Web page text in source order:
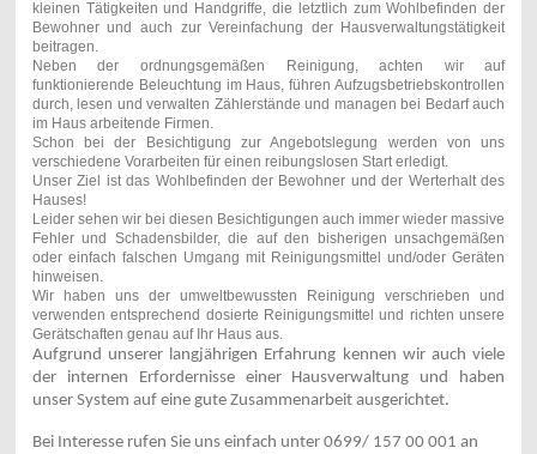
kleinen Tätigkeiten und Handgriffe, die letztlich zum Wohlbefinden der
Bewohner und auch zur Vereinfachung der Hausverwaltungstätigkeit
beitragen.
Neben der ordnungsgemäßen Reinigung, achten wir auf
funktionierende Beleuchtung im Haus, führen Aufzugsbetriebskontrollen
durch, lesen und verwalten Zählerstände und managen bei Bedarf auch
im Haus arbeitende Firmen.
Schon bei der Besichtigung zur Angebotslegung werden von uns
verschiedene Vorarbeiten für einen reibungslosen Start erledigt.
Unser Ziel ist das Wohlbefinden der Bewohner und der Werterhalt des
Hauses!
Leider sehen wir bei diesen Besichtigungen auch immer wieder massive
Fehler und Schadensbilder, die auf den bisherigen unsachgemäßen
oder einfach falschen Umgang mit Reinigungsmittel und/oder Geräten
hinweisen.
Wir haben uns der umweltbewussten Reinigung verschrieben und
verwenden entsprechend dosierte Reinigungsmittel und richten unsere
Gerätschaften genau auf Ihr Haus aus.
Aufgrund unserer langjährigen Erfahrung kennen wir auch viele
der internen Erfordernisse einer Hausverwaltung und haben
unser System auf eine gute Zusammenarbeit ausgerichtet.
Bei Interesse rufen Sie uns einfach unter 0699/ 157 00 001 an